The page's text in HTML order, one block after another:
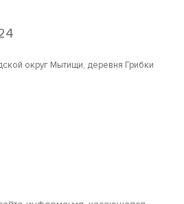
округ Мытищи, деревня Грибки